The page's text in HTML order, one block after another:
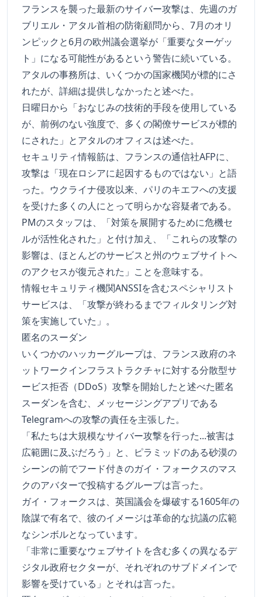
フランスを襲った最新のサイバー攻撃は、先週のガ
ブリエル・アタル首相の防衛顧問から、7月のオリ
ンピックと6月の欧州議会選挙が「重要なターゲッ
ト」になる可能性があるという警告に続いている。
アタルの事務所は、いくつかの国家機関が標的にさ
れたが、詳細は提供しなかったと述べた。
日曜日から「おなじみの技術的手段を使用している
が、前例のない強度で、多くの閣僚サービスが標的
にされた」とアタルのオフィスは述べた。
セキュリティ情報筋は、フランスの通信社AFPに、
攻撃は「現在ロシアに起因するものではない」と語
った。ウクライナ侵攻以来、パリのキエフへの支援
を受けた多くの人にとって明らかな容疑者である。
PMのスタッフは、「対策を展開するために危機セ
ルが活性化された」と付け加え、「これらの攻撃の
影響は、ほとんどのサービスと州のウェブサイトへ
のアクセスが復元された」ことを意味する。
情報セキュリティ機関ANSSIを含むスペシャリスト
サービスは、「攻撃が終わるまでフィルタリング対
策を実施していた」。
匿名のスーダン
いくつかのハッカーグループは、フランス政府のネ
ットワークインフラストラクチャに対する分散型サ
ービス拒否（DDoS）攻撃を開始したと述べた匿名
スーダンを含む、メッセージングアプリである
Telegramへの攻撃の責任を主張した。
「私たちは大規模なサイバー攻撃を行った...被害は
広範囲に及ぶだろう」と、ピラミッドのある砂漠の
シーンの前でフード付きのガイ・フォークスのマス
クのアバターで投稿するグループは言った。
ガイ・フォークスは、英国議会を爆破する1605年の
陰謀で有名で、彼のイメージは革命的な抗議の広範
なシンボルとなっています。
「非常に重要なウェブサイトを含む多くの異なるデ
ジタル政府セクターが、それぞれのサブドメインで
影響を受けている」とそれは言った。